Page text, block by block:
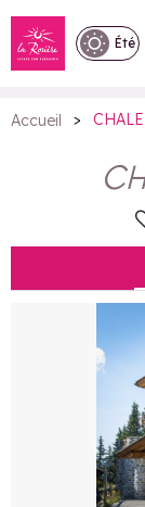
Été
Accueil >